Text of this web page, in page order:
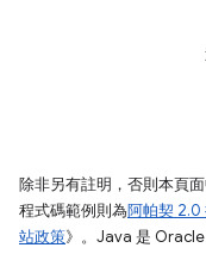
除非另有註明，否則本頁
程式碼範例則為阿帕契 2.0
站政策》。Java 是 Oracle